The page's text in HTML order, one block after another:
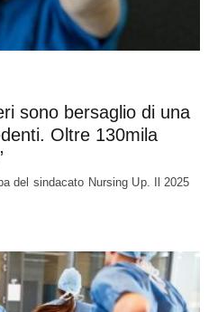
sono bersaglio di una
Oltre 130mila
del sindacato Nursing Up. Il 2025